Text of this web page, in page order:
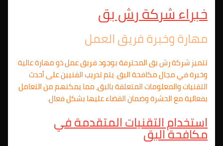
خبراء شركة رش بق
مهارة وخبرة فريق العمل
تتميز شركة رش بق المحترفة بوجود فريق عمل ذو مهارة عالية
وخبرة في مجال مكافحة البق. يتم تدريب الفنيين على أحدث
التقنيات والمعلومات المتعلقة بالبق، مما يمكنهم من التعامل
بفعالية مع الحشرة وضمان القضاء عليها بشكل فعال.
استخدام التقنيات المتقدمة في
مكافحة البق